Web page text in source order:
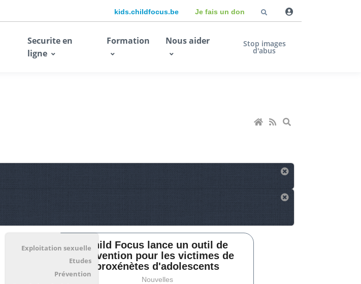
kids.childfocus.be Je fais un don
Securite en
ligne
Formation Nous aider Stop images
d'abus
Child Focus lance un outil de
prévention pour les victimes de
proxénètes d'adolescents
Nouvelles
Exploitation sexuelle
Etudes
Prévention